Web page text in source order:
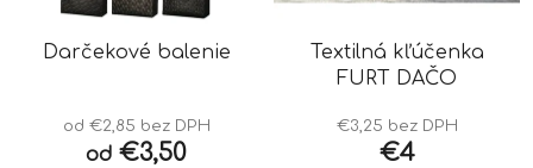
Darčekové balenie
od €2,85 bez DPH
od €3,50
Textilná kľúčenka
FURT DAČO
€3,25 bez DPH
€4